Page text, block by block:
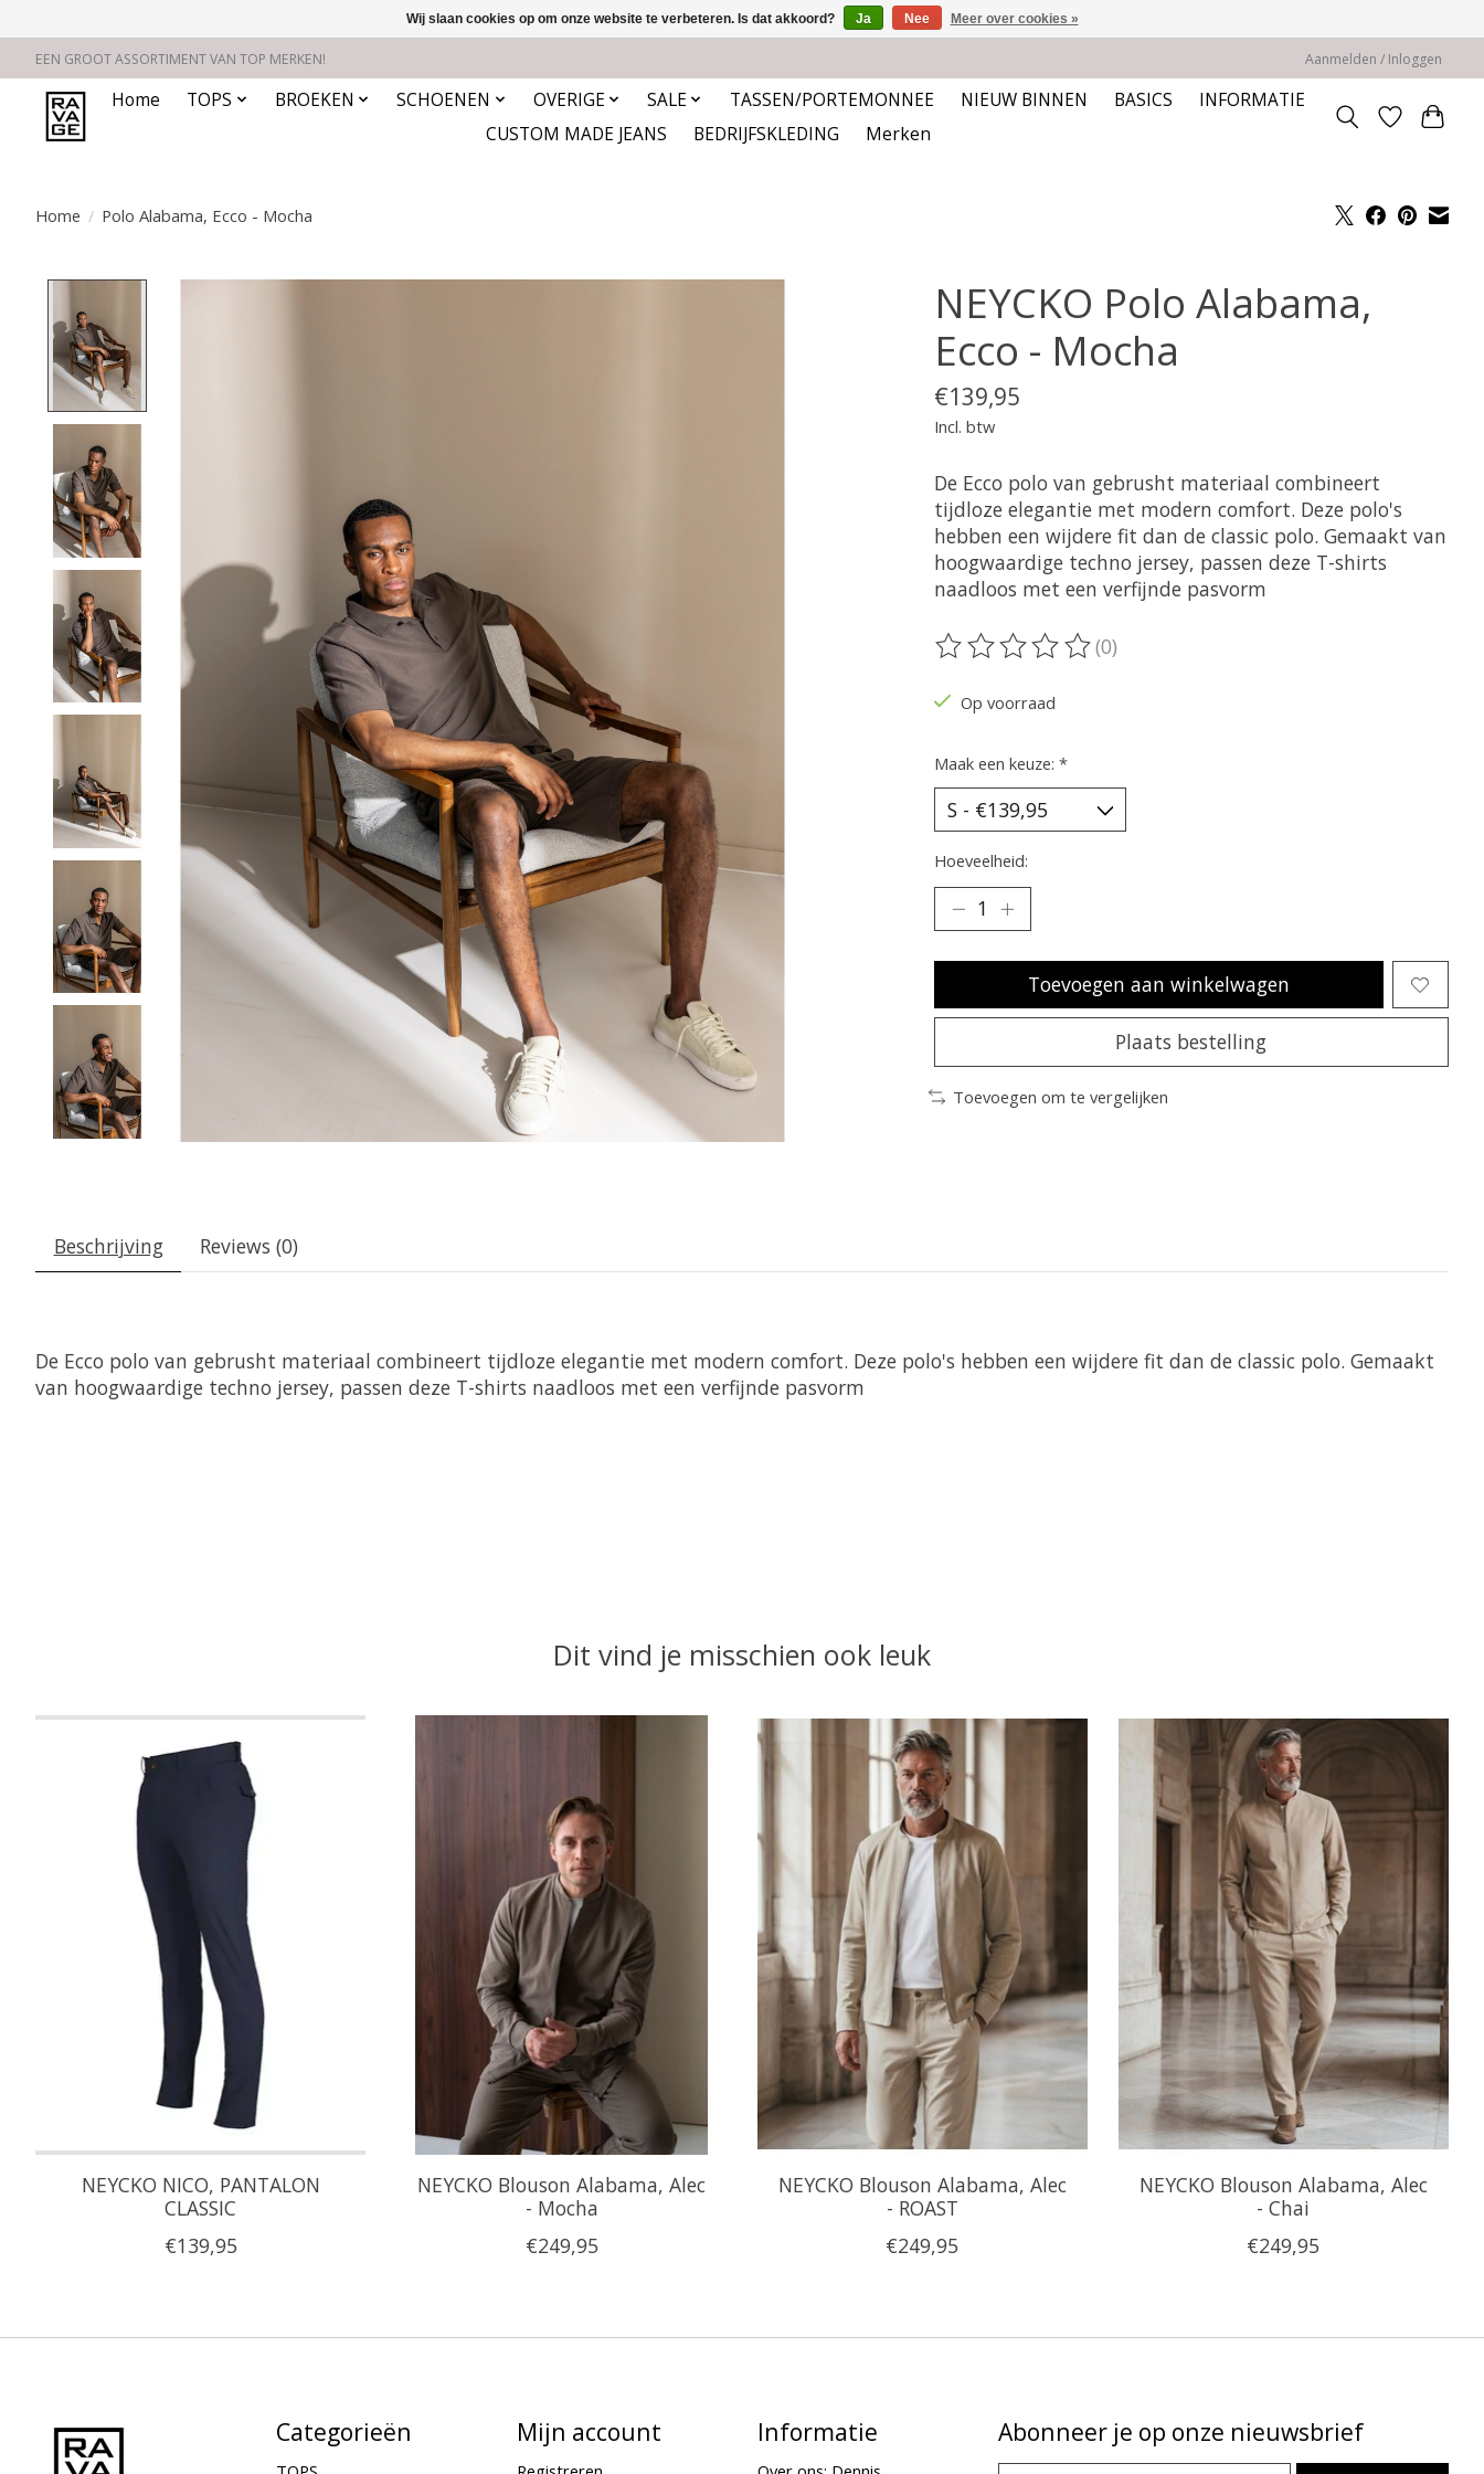
EEN GROOT ASSORTIMENT VAN TOP MERKEN! Aanmelden / Inloggen
Home TOPS BROEKEN SCHOENEN OVERIGE SALE TASSEN/PORTEMONNEE NIEUW BINNEN BASICS
INFORMATIE
CUSTOM MADE JEANS
BEDRIJFSKLEDING Merken
Home / Polo Alabama, Ecco - Mocha
NEYCKO Polo Alabama,
Ecco - Mocha
€139,95
Incl. btw
De Ecco polo van gebrusht materiaal combineert
tijdloze elegantie met modern comfort. Deze polo's
hebben een wijdere fit dan de classic polo. Gemaakt van
hoogwaardige techno jersey, passen deze T-shirts
naadloos met een verfijnde pasvorm
De beoordeling van dit product is
(0)
Op voorraad
Maak een keuze: *
Hoeveelheid:
Toevoegen aan winkelwagen
Plaats bestelling
Toevoegen om te vergelijken
Beschrijving Reviews (0)
De Ecco polo van gebrusht materiaal combineert tijdloze elegantie met modern comfort. Deze polo's hebben een wijdere fit dan de classic polo. Gemaakt
van hoogwaardige techno jersey, passen deze T-shirts naadloos met een verfijnde pasvorm
Dit vind je misschien ook leuk
Items van productcarrousel
NEYCKO NICO, PANTALON
CLASSIC
€139,95
NEYCKO Blouson Alabama, Alec
- Mocha
€249,95
NEYCKO Blouson Alabama, Alec
- ROAST
€249,95
NEYCKO Blouson Alabama, Alec
- Chai
€249,95
Categorieën Mijn account Informatie Abonneer je op onze nieuwsbrief
Wij slaan cookies op om onze website te verbeteren. Is dat akkoord? Ja Nee Meer over cookies »